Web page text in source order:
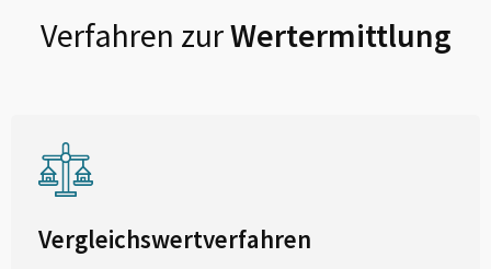
Verfahren zurWertermittlung
Vergleichswertverfahren